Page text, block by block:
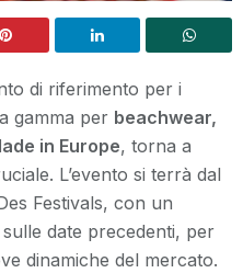
di riferimento per i
gamma per beachwear,
in Europe, torna a
L’evento si terrà dal
Festivals, con un
sulle date precedenti, per
dinamiche del mercato.